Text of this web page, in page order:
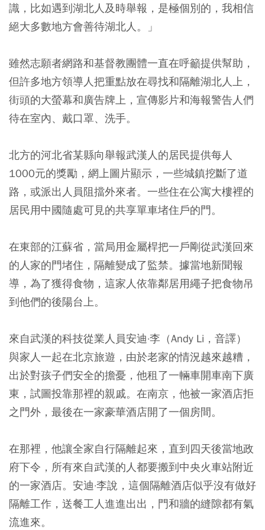
識，比如遇到湖北人及時舉報，是極個別的，我相信
絕大多數地方會善待湖北人。」
雖然志願者網路和基督教團體一直在呼籲提供幫助，
但許多地方領導人把重點放在尋找和隔離湖北人上，
街頭的大螢幕和廣告牌上，宣傳影片和海報警告人們
待在室內、戴口罩、洗手。
北方的河北省某縣向舉報武漢人的居民提供每人
1000元的獎勵，網上圖片顯示，一些城鎮挖斷了道
路，或派出人員阻擋外來者。一些住在公寓大樓裡的
居民用中國隨處可見的共享單車堵住戶的門。
在東部的江蘇省，當局用金屬桿把一戶剛從武漢回來
的人家的門堵住，隔離變成了監禁。據當地新聞報
導，為了獲得食物，這家人依靠鄰居用繩子把食物吊
到他們的後陽台上。
來自武漢的科技從業人員安迪·李（Andy Li，音譯）
與家人一起在北京旅遊，由於老家的情況越來越糟，
出於對孩子們安全的擔憂，他租了一輛車開車南下廣
東，試圖投靠那裡的親戚。在南京，他被一家酒店拒
之門外，最後在一家豪華酒店開了一個房間。
在那裡，他讓全家自行隔離起來，直到四天後當地政
府下令，所有來自武漢的人都要搬到中央火車站附近
的一家酒店。安迪·李說，這個隔離酒店似乎沒有做好
隔離工作，送餐工人進進出出，門和牆的縫隙都有氣
流進來。